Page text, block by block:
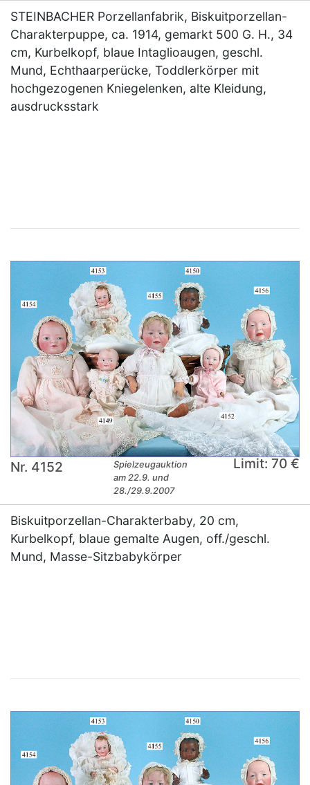
STEINBACHER Porzellanfabrik, Biskuitporzellan-
Charakterpuppe, ca. 1914, gemarkt 500 G. H., 34
cm, Kurbelkopf, blaue Intaglioaugen, geschl.
Mund, Echthaarperücke, Toddlerkörper mit
hochgezogenen Kniegelenken, alte Kleidung,
ausdrucksstark
Nr. 4152
Spielzeugauktion
am 22.9. und
28./29.9.2007
Limit: 70 €
Biskuitporzellan-Charakterbaby, 20 cm,
Kurbelkopf, blaue gemalte Augen, off./geschl.
Mund, Masse-Sitzbabykörper